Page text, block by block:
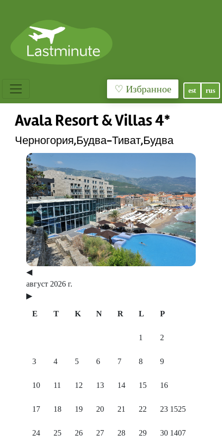
♡ Избранное est rus
Avala Resort & Villas 4*
Черногория,Будва-Тиват,Будва
Previous Next
◀
август 2026 г.
▶
E T K N R L P
1 2
3 4 5 6 7 8 9
10 11 12 13 14 15 16
17 18 19 20 21 22 23 1525
24 25 26 27 28 29 30 1407